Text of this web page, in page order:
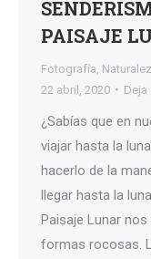
PAISAJE
Fotografía
22 abril, 2020
Deja
¿Sabías que en
viajar hasta la
hacerlo de la
llegar hasta la
Paisaje Lunar
formas rocosas.